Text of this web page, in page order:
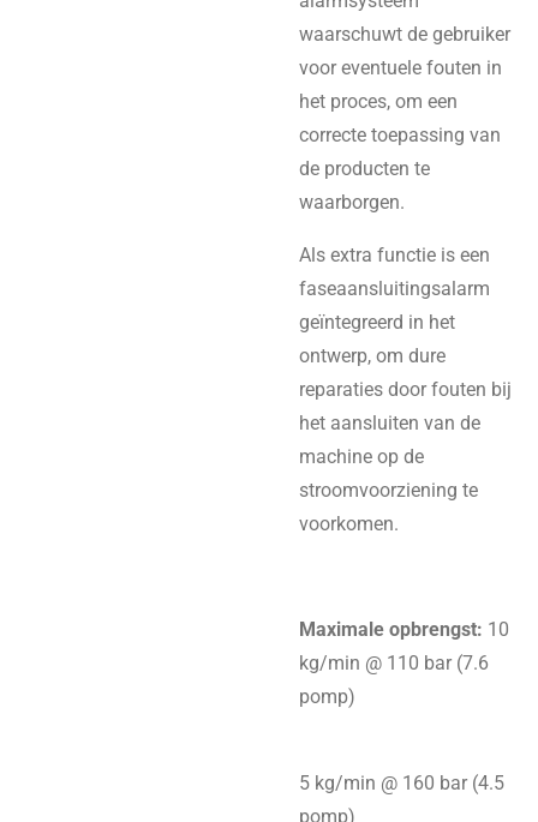
waarschuwt de gebruiker
voor eventuele fouten in
het proces, om een
correcte toepassing van
de producten te
waarborgen.
Als extra functie is een
faseaansluitingsalarm
geïntegreerd in het
ontwerp, om dure
reparaties door fouten bij
het aansluiten van de
machine op de
stroomvoorziening te
voorkomen.
Maximale opbrengst: 10
kg/min @ 110 bar (7.6
pomp)
5 kg/min @ 160 bar (4.5
pomp)